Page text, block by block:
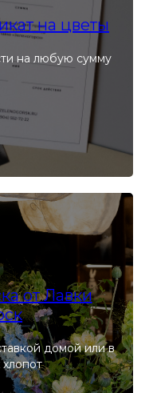
на цветы
на любую сумму
от Лавки
домой или в